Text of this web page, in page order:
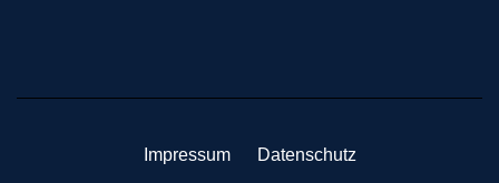
Impressum Datenschutz